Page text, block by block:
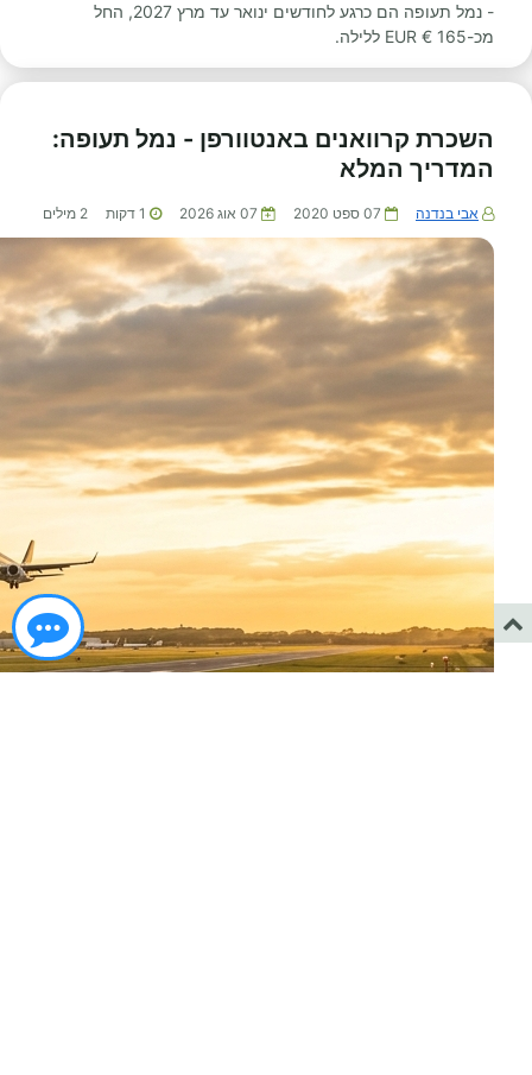
- נמל תעופה הם כרגע לחודשים ינואר עד מרץ 2027, החל
מכ-165 € EUR ללילה.
השכרת קרוואנים באנטוורפן - נמל תעופה:
המדריך המלא
אבי בנדנה 07 ספט 2020 07 אוג 2026 1 דקות 2 מילים